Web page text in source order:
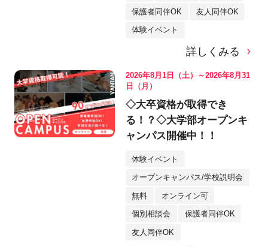
保護者同伴OK 友人同伴OK
体験イベント
詳しくみる
2026年8月1日（土）～2026年8月31
日（月）
◇大卒資格が取得でき
る！？◇大学部オープンキ
ャンパス開催中！！
体験イベント
オープンキャンパス/学校説明会
無料 オンライン可
個別相談会 保護者同伴OK
友人同伴OK